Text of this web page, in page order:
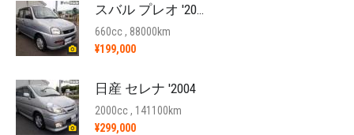
スバル プレオ '2003
660cc , 88000km
¥199,000
日産 セレナ '2004
2000cc , 141100km
¥299,000